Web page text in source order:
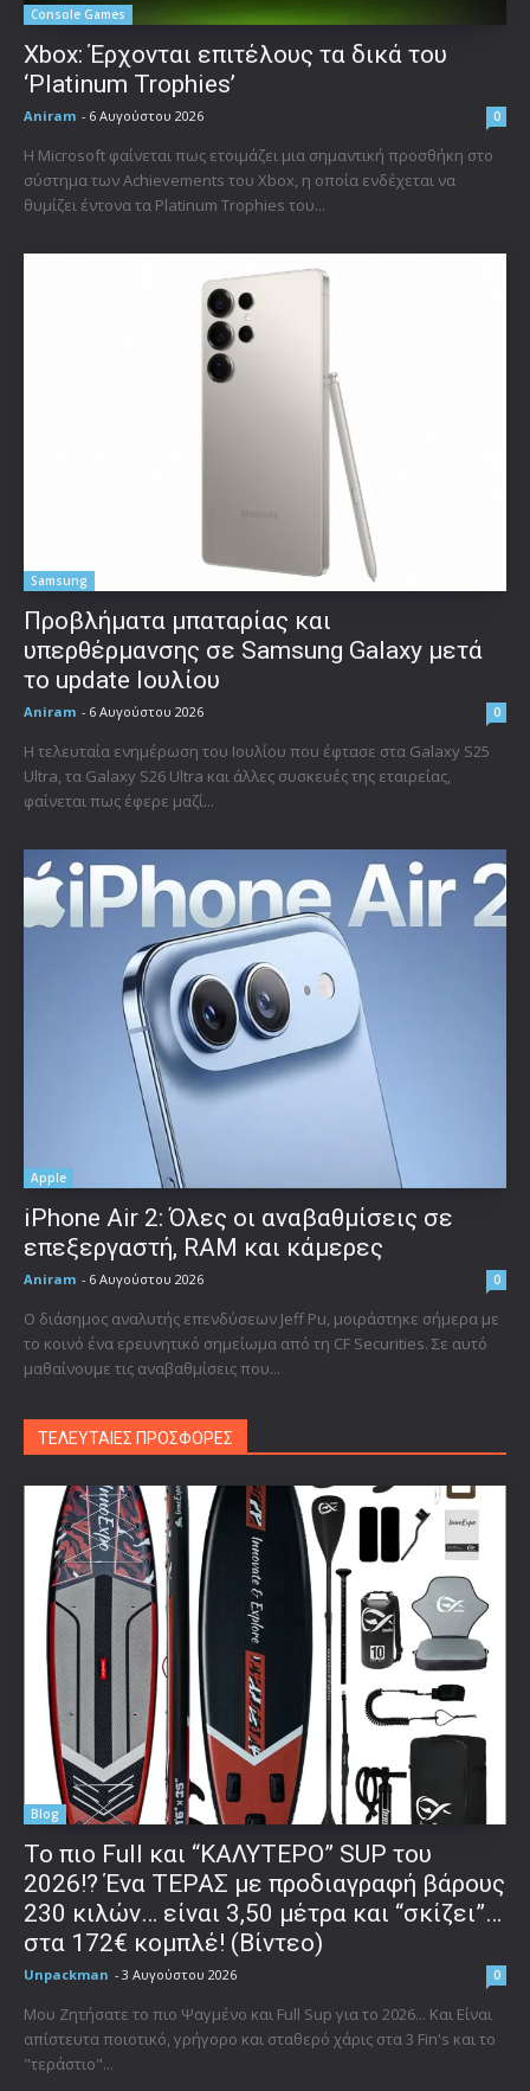
Console Games
Xbox: Έρχονται επιτέλους τα δικά του
‘Platinum Trophies’
Aniram - 6 Αυγούστου 2026 0
Η Microsoft φαίνεται πως ετοιμάζει μια σημαντική προσθήκη στο
σύστημα των Achievements του Xbox, η οποία ενδέχεται να
θυμίζει έντονα τα Platinum Trophies του...
Samsung
Προβλήματα μπαταρίας και
υπερθέρμανσης σε Samsung Galaxy μετά
το update Ιουλίου
Aniram - 6 Αυγούστου 2026 0
Η τελευταία ενημέρωση του Ιουλίου που έφτασε στα Galaxy S25
Ultra, τα Galaxy S26 Ultra και άλλες συσκευές της εταιρείας,
φαίνεται πως έφερε μαζί...
Apple
iPhone Air 2: Όλες οι αναβαθμίσεις σε
επεξεργαστή, RAM και κάμερες
Aniram - 6 Αυγούστου 2026 0
Ο διάσημος αναλυτής επενδύσεων Jeff Pu, μοιράστηκε σήμερα με
το κοινό ένα ερευνητικό σημείωμα από τη CF Securities. Σε αυτό
μαθαίνουμε τις αναβαθμίσεις που...
ΤΕΛΕΥΤΑΙΕΣ ΠΡΟΣΦΟΡΕΣ
Blog
To πιο Full και “ΚΑΛΥΤΕΡΟ” SUP του
2026!? Ένα ΤΕΡΑΣ με προδιαγραφή βάρους
230 κιλών… είναι 3,50 μέτρα και “σκίζει”…
στα 172€ κομπλέ! (Βίντεο)
Unpackman - 3 Αυγούστου 2026 0
Μου Ζητήσατε το πιο Ψαγμένο και Full Sup για το 2026... Και Είναι
απίστευτα ποιοτικό, γρήγορο και σταθερό χάρις στα 3 Fin's και το
"τεράστιο"...